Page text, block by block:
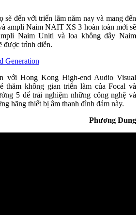
đến với triển lãm năm nay và mang đến
ampli Naim NAIT XS 3 hoàn toàn mới sẽ
Naim Uniti và loa không dây Naim
được trình diễn.
với Hong Kong High-end Audio Visual
thăm không gian triển lãm của Focal và
5 để trải nghiệm những công nghệ và
hãng thiết bị âm thanh đình đám này.
Phương Dung